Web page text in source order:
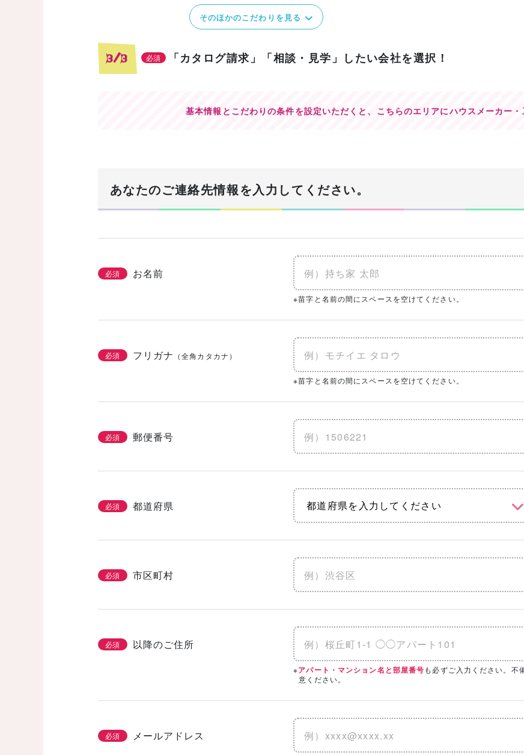
そのほかのこだわりを見る
3/3 必須 「カタログ請求」「相談・見学」したい会社を選択！
基本情報とこだわりの条件を設定いただくと、 こちらのエリアにハウスメーカー・
あなたのご連絡先情報を入力してください。
必須 お名前
※苗字と名前の間にスペースを空けてください。
必須 フリガナ （全角カタカナ）
※苗字と名前の間にスペースを空けてください。
必須 郵便番号
必須 都道府県
必須 市区町村
必須 以降のご住所
※アパート・マンション名と部屋番号も必ずご入力ください。不
意ください。
必須 メールアドレス